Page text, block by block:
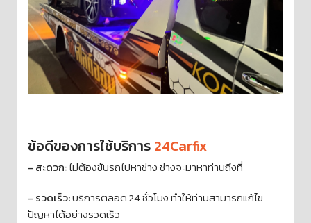
ข้อดีของการใช้บริการ 24Carfix
- สะดวก:ไม่ต้องขับรถไปหาช่าง ช่างจะมาหาท่านถึงที่
- รวดเร็ว:บริการตลอด 24 ชั่วโมง ทำให้ท่านสามารถแก้ไข
ปัญหาได้อย่างรวดเร็ว